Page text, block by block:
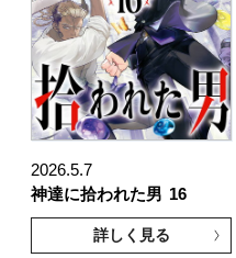
2026.5.7
神達に拾われた男 16
詳しく見る